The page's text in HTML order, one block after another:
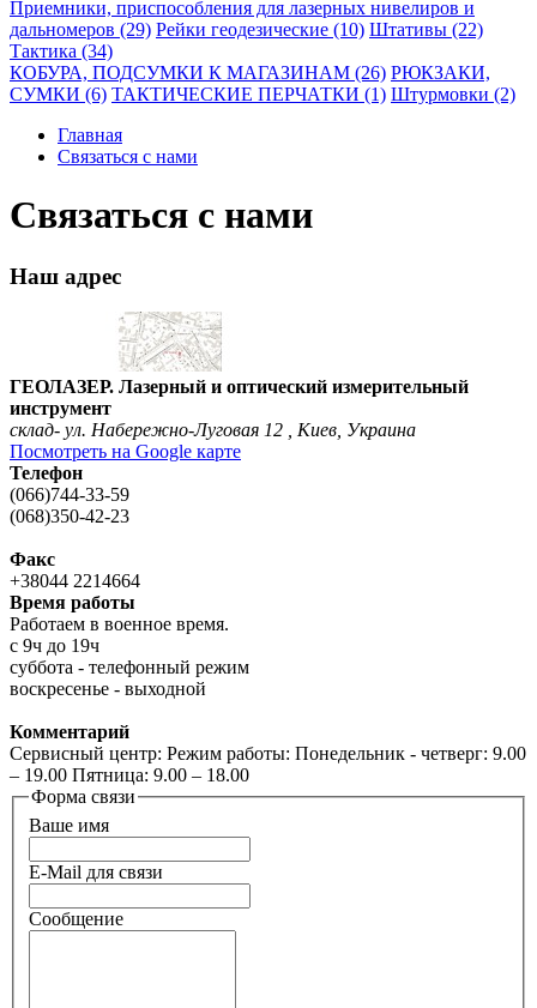
Приемники, приспособления для лазерных нивелиров и
дальномеров (29) Рейки геодезические (10) Штативы (22)
Тактика (34)
КОБУРА, ПОДСУМКИ К МАГАЗИНАМ (26) РЮКЗАКИ,
СУМКИ (6) ТАКТИЧЕСКИЕ ПЕРЧАТКИ (1) Штурмовки (2)
Главная
Связаться с нами
Связаться с нами
Наш адрес
ГЕОЛАЗЕР. Лазерный и оптический измерительный
инструмент
склад- ул. Набережно-Луговая 12 , Киев, Украина
Посмотреть на Google карте
Телефон
(066)744-33-59
(068)350-42-23
Факс
+38044 2214664
Время работы
Работаем в военное время.
с 9ч до 19ч
суббота - телефонный режим
воскресенье - выходной
Комментарий
Сервисный центр: Режим работы: Понедельник - четверг: 9.00
– 19.00 Пятница: 9.00 – 18.00
Форма связи
Ваше имя
E-Mail для связи
Сообщение